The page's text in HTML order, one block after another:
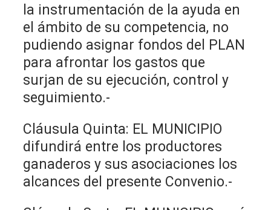
la instrumentación de la ayuda en
el ámbito de su competencia, no
pudiendo asignar fondos del PLAN
para afrontar los gastos que
surjan de su ejecución, control y
seguimiento.-
Cláusula Quinta: EL MUNICIPIO
difundirá entre los productores
ganaderos y sus asociaciones los
alcances del presente Convenio.-